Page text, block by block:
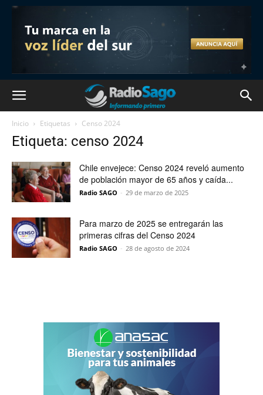
Inicio Etiquetas Censo 2024
Etiqueta: censo 2024
Chile envejece: Censo 2024 reveló aumento
de población mayor de 65 años y caída...
Radio SAGO - 29 de marzo de 2025
Para marzo de 2025 se entregarán las
primeras cifras del Censo 2024
Radio SAGO - 28 de agosto de 2024